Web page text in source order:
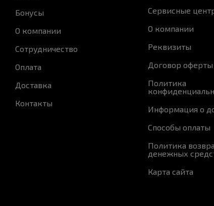
Бонусы
О компании
Сотрудничество
Оплата
Доставка
Контакты
Сервисные
О компании
Реквизиты
Договор оферты
Политика
Информация о
Способы оплаты
Политика
денежных
Карта сайта